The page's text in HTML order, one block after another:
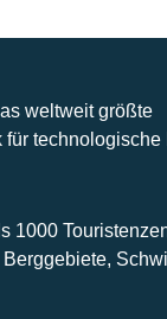
weltweit größte
technologische
1000